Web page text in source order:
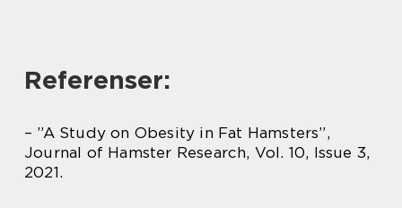
Referenser:
– ”A Study on Obesity in Fat Hamsters”,
Journal of Hamster Research, Vol. 10, Issue 3,
2021.